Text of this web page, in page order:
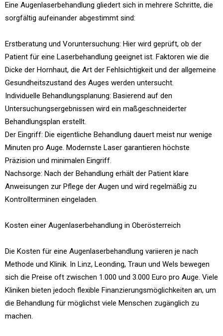
Eine Augenlaserbehandlung gliedert sich in mehrere Schritte, die
sorgfältig aufeinander abgestimmt sind:
Erstberatung und Voruntersuchung: Hier wird geprüft, ob der
Patient für eine Laserbehandlung geeignet ist. Faktoren wie die
Dicke der Hornhaut, die Art der Fehlsichtigkeit und der allgemeine
Gesundheitszustand des Auges werden untersucht.
Individuelle Behandlungsplanung: Basierend auf den
Untersuchungsergebnissen wird ein maßgeschneiderter
Behandlungsplan erstellt.
Der Eingriff: Die eigentliche Behandlung dauert meist nur wenige
Minuten pro Auge. Modernste Laser garantieren höchste
Präzision und minimalen Eingriff.
Nachsorge: Nach der Behandlung erhält der Patient klare
Anweisungen zur Pflege der Augen und wird regelmäßig zu
Kontrollterminen eingeladen.
Kosten einer Augenlaserbehandlung in Oberösterreich
Die Kosten für eine Augenlaserbehandlung variieren je nach
Methode und Klinik. In Linz, Leonding, Traun und Wels bewegen
sich die Preise oft zwischen 1.000 und 3.000 Euro pro Auge. Viele
Kliniken bieten jedoch flexible Finanzierungsmöglichkeiten an, um
die Behandlung für möglichst viele Menschen zugänglich zu
machen.